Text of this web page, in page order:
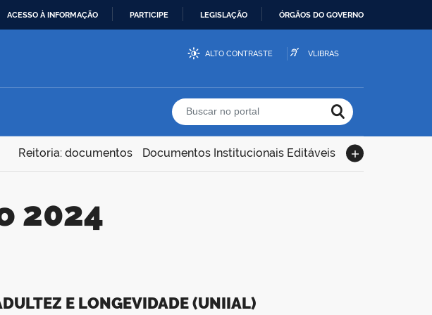
ACESSO À INFORMAÇÃO PARTICIPE LEGISLAÇÃO ÓRGÃOS DO GOVERNO
ALTO CONTRASTE VLIBRAS
Buscar no portal
Reitoria: documentos Documentos Institucionais Editáveis
2024
E LONGEVIDADE (UNIIAL)